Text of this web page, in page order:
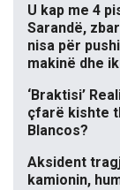
U kap me 4
Sarandë,
nisa për
makinë dhe
‘Braktisi’
çfarë kishte
Blancos?
Aksident
kamionin,